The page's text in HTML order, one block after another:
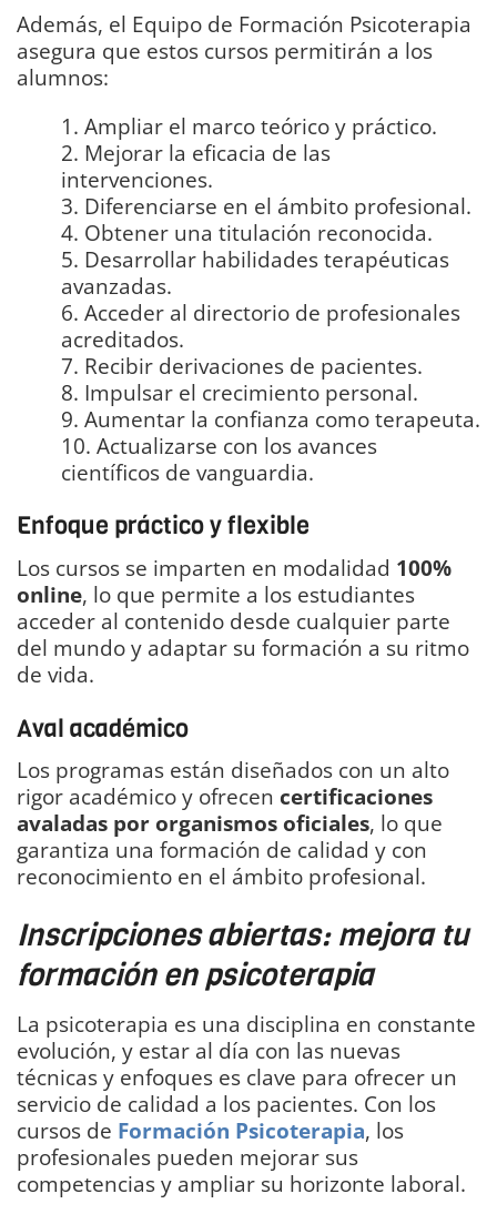
Además, el Equipo de Formación Psicoterapia
asegura que estos cursos permitirán a los
alumnos:
1. Ampliar el marco teórico y práctico.
2. Mejorar la eficacia de las
intervenciones.
3. Diferenciarse en el ámbito profesional.
4. Obtener una titulación reconocida.
5. Desarrollar habilidades terapéuticas
avanzadas.
6. Acceder al directorio de profesionales
acreditados.
7. Recibir derivaciones de pacientes.
8. Impulsar el crecimiento personal.
9. Aumentar la confianza como terapeuta.
10. Actualizarse con los avances
científicos de vanguardia.
Enfoque práctico y flexible
Los cursos se imparten en modalidad 100%
online, lo que permite a los estudiantes
acceder al contenido desde cualquier parte
del mundo y adaptar su formación a su ritmo
de vida.
Aval académico
Los programas están diseñados con un alto
rigor académico y ofrecen certificaciones
avaladas por organismos oficiales, lo que
garantiza una formación de calidad y con
reconocimiento en el ámbito profesional.
Inscripciones abiertas: mejora tu
formación en psicoterapia
La psicoterapia es una disciplina en constante
evolución, y estar al día con las nuevas
técnicas y enfoques es clave para ofrecer un
servicio de calidad a los pacientes. Con los
cursos de Formación Psicoterapia, los
profesionales pueden mejorar sus
competencias y ampliar su horizonte laboral.